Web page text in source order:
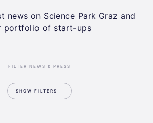
news on Science Park Graz and
portfolio of start-ups
FILTER NEWS & PRESS
SHOW FILTERS